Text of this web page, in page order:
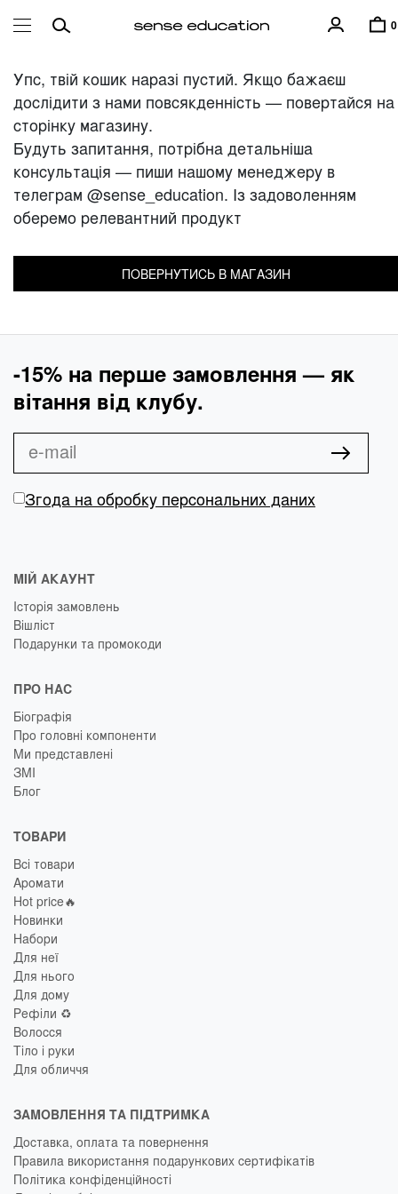
0
Упс, твій кошик наразі пустий. Якщо бажаєш
дослідити з нами повсякденність — повертайся на
сторінку магазину.
Будуть запитання, потрібна детальніша
консультація — пиши нашому менеджеру в
телеграм @sense_education. Із задоволенням
оберемо релевантний продукт
ПОВЕРНУТИСЬ В МАГАЗИН
-15% на перше замовлення — як
вітання від клубу.
Згода на обробку персональних даних
МІЙ АКАУНТ
Історія замовлень
Вішліст
Подарунки та промокоди
ПРО НАС
Біографія
Про головні компоненти
Ми представлені
ЗМІ
Блог
ТОВАРИ
Всі товари
Аромати
Hot price🔥
Новинки
Набори
Для неї
Для нього
Для дому
Рефіли ♻️
Волосся
Тіло і руки
Для обличчя
ЗАМОВЛЕННЯ ТА ПІДТРИМКА
Доставка, оплата та повернення
Правила використання подарункових сертифікатів
Політика конфіденційності